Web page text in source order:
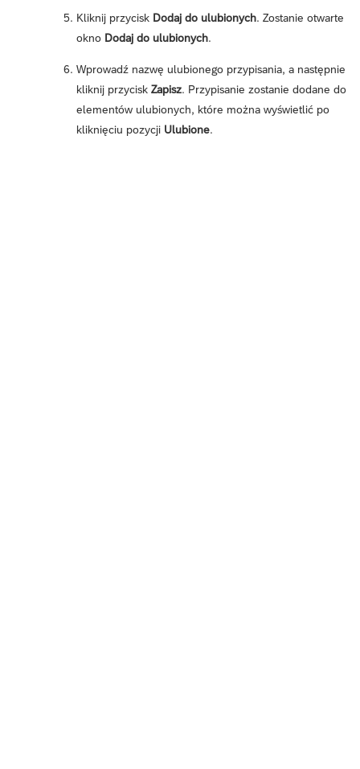
Kliknij przycisk Dodaj do ulubionych. Zostanie otwarte
okno Dodaj do ulubionych.
Wprowadź nazwę ulubionego przypisania, a następnie
kliknij przycisk Zapisz. Przypisanie zostanie dodane do
elementów ulubionych, które można wyświetlić po
kliknięciu pozycji Ulubione.